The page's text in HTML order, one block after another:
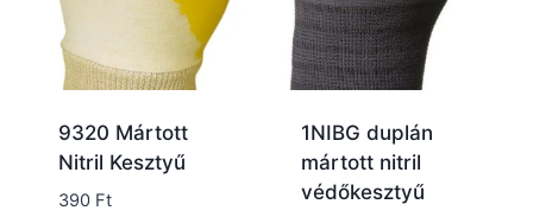
9320 Mártott
Nitril Kesztyű
390 Ft
1NIBG duplán
mártott nitril
védőkesztyű